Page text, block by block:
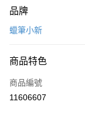
信用卡一次付款
LINE Pay
Apple Pay
品牌
蠟筆小新
商品特色
商品編號
11606607